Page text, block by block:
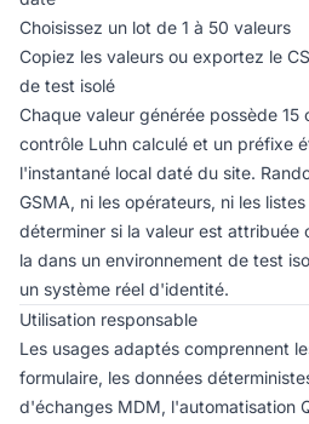
Choisissez un lot de 1 à 50 valeurs
Copiez les valeurs ou exportez le
de test isolé
Chaque valeur générée possède 15
contrôle Luhn calculé et un préfixe
l'instantané local daté du site.
GSMA, ni les opérateurs, ni les
déterminer si la valeur est attribuée
la dans un environnement de test
un système réel d'identité.
Utilisation responsable
Les usages adaptés comprennent
formulaire, les données
d'échanges MDM, l'automatisation